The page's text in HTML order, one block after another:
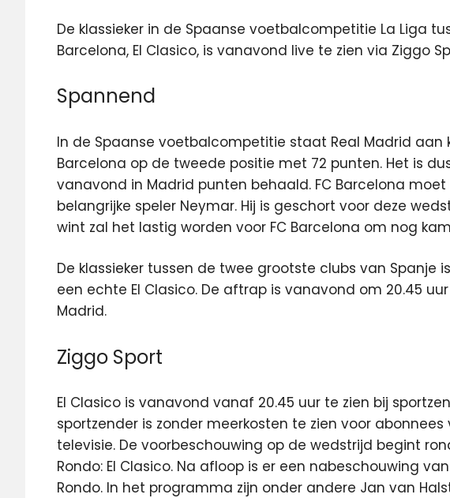
De klassieker in de Spaanse voetbalcompetitie La Liga
Barcelona, El Clasico, is vanavond live te zien via Ziggo
Spannend
In de Spaanse voetbalcompetitie staat Real Madrid aan
Barcelona op de tweede positie met 72 punten. Het is
vanavond in Madrid punten behaald. FC Barcelona
belangrijke speler Neymar. Hij is geschort voor deze
wint zal het lastig worden voor FC Barcelona om nog
De klassieker tussen de twee grootste clubs van Spanje
een echte El Clasico. De aftrap is vanavond om 20.45
Madrid.
Ziggo Sport
El Clasico is vanavond vanaf 20.45 uur te zien bij
sportzender is zonder meerkosten te zien voor
televisie. De voorbeschouwing op de wedstrijd begint
Rondo: El Clasico. Na afloop is er een nabeschouwing
Rondo. In het programma zijn onder andere Jan van